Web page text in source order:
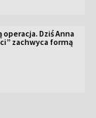
operacja. Dziś Anna
zachwyca formą